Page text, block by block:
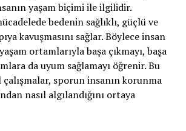
yaşam biçimi ile ilgilidir.
bedenin sağlıklı, güçlü ve
kavuşmasını sağlar. Böylece insan
ortamlarıyla başa çıkmayı, başa
da uyum sağlamayı öğrenir. Bu
sporun insanın korunma
nasıl algılandığını ortaya